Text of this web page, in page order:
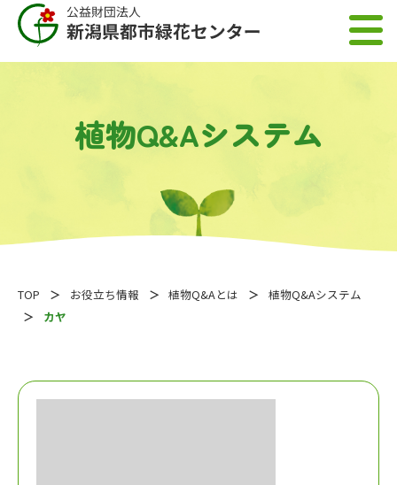
植物Q&Aシステム
TOP お役立ち情報 植物Q&Aとは
植物Q&Aシステム
カヤ